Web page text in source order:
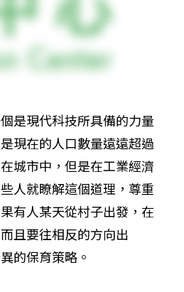
是現代科技所具備的力量
現在的人口數量遠遠超過
城市中，但是在工業經濟
人就瞭解這個道理，尊重
有人某天從村子出發，在
且要往相反的方向出
的保育策略。